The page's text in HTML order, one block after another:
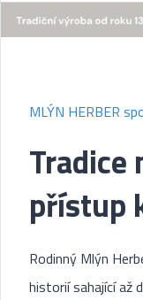
MLÝN HERBER
Tradice
přístup
Rodinný Mlýn
historií sahající až